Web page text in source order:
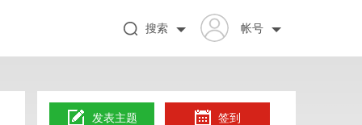
帐号
搜索
发表主题 签到